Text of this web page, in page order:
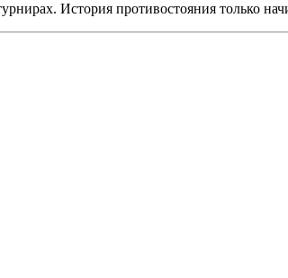
История противостояния только